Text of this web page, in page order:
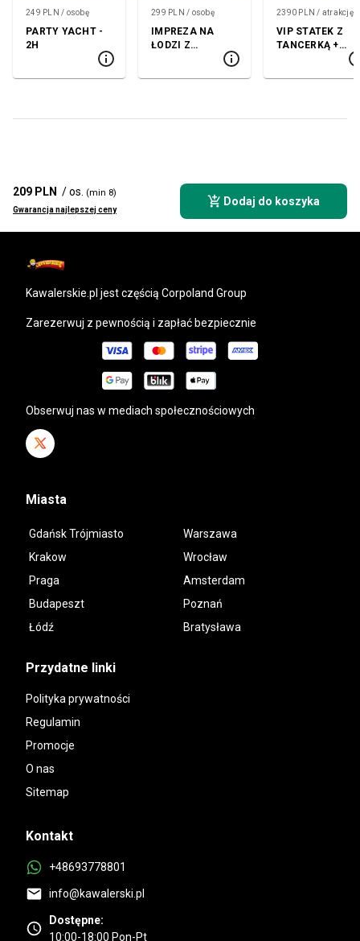
249 PLN / osobę
PARTY YACHT -
2H
299 PLN / osobę
IMPREZA NA
ŁODZI Z
2390 PLN / atrakcję
VIP STATEK Z
TANCERKĄ +
209 PLN / os. (min 8)
Gwarancja najlepszej ceny
Dodaj do koszyka
kawalerskie.pl jest częścią Corpoland Group
Zarezerwuj z pewnością i zapłać bezpiecznie
Obserwuj nas w mediach społecznościowych
Miasta
Gdańsk Trójmiasto
Warszawa
Krakow
Wrocław
Praga
Amsterdam
Budapeszt
Poznań
Łódź
Bratysława
Przydatne linki
Polityka prywatności
Regulamin
Promocje
O nas
Sitemap
Kontakt
+48693778801
info@kawalerski.pl
Dostępne:
10:00-18:00 Pon-Pt